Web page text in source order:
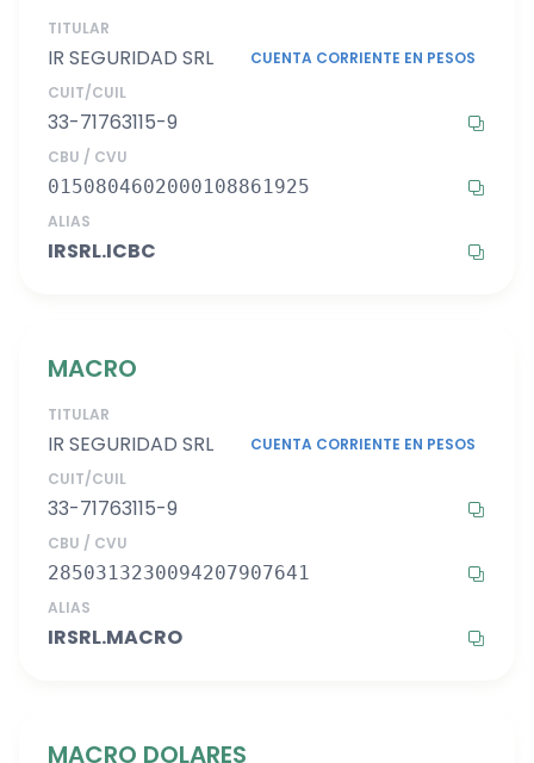
TITULAR
IR SEGURIDAD SRL
CUENTA CORRIENTE EN PESOS
CUIT/CUIL
33-71763115-9
CBU / CVU
0150804602000108861925
ALIAS
IRSRL.ICBC
MACRO
TITULAR
IR SEGURIDAD SRL
CUENTA CORRIENTE EN PESOS
CUIT/CUIL
33-71763115-9
CBU / CVU
2850313230094207907641
ALIAS
IRSRL.MACRO
MACRO DOLARES